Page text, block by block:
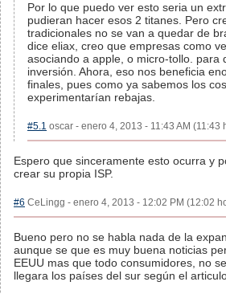
Por lo que puedo ver esto seria un
pudieran hacer esos 2 titanes. Pero
tradicionales no se van a quedar de
dice eliax, creo que empresas como
asociando a apple, o micro-tollo. para
inversión. Ahora, eso nos beneficia
finales, pues como ya sabemos los
experimentarían rebajas.
#5.1 oscar - enero 4, 2013 - 11:43 AM (11:43
Espero que sinceramente esto ocurra y
crear su propia ISP.
#6 CeLingg - enero 4, 2013 - 12:02 PM (12:02
Bueno pero no se habla nada de la
aunque se que es muy buena noticias
EEUU mas que todo consumidores, no
llegara los países del sur según el